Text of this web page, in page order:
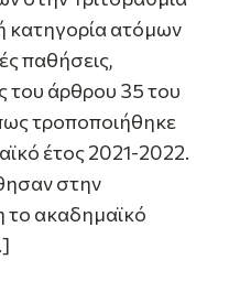
κατηγορία ατόμων
παθήσεις,
του άρθρου 35 του
τροποποιήθηκε
έτος 2021-2022.
στην
το ακαδημαϊκό